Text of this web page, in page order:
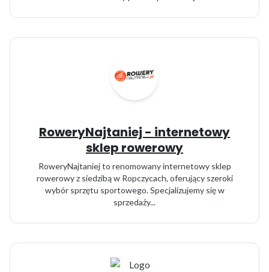
RoweryNajtaniej - internetowy
sklep rowerowy
RoweryNajtaniej to renomowany internetowy sklep
rowerowy z siedzibą w Ropczycach, oferujący szeroki
wybór sprzętu sportowego. Specjalizujemy się w
sprzedaży...